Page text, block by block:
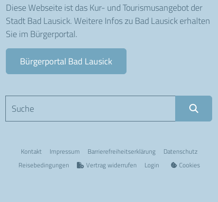
Diese Webseite ist das Kur- und Tourismusangebot der
Stadt Bad Lausick. Weitere Infos zu Bad Lausick erhalten
Sie im Bürgerportal.
Bürgerportal Bad Lausick
Kontakt Impressum Barriere­freiheits­erklärung
Datenschutz
Reisebedingungen
Vertrag widerrufen Login Cookies